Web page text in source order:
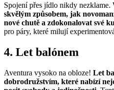
Spojení přes jídlo nikdy nezklame.
skvělým způsobem, jak
nové chutě a zdokonalovat své
pro páry, které milují
4. Let balónem
Aventura vysoko na obloze! Let
dobrodružstvím, které nabízí